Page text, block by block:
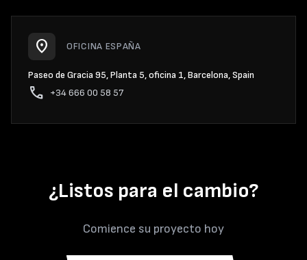
location_on OFICINA ESPAÑA
Paseo de Gracia 95, Planta 5, oficina 1, Barcelona, Spain
phone +34 666 00 58 57
¿Listos para el cambio?
Comience su proyecto hoy